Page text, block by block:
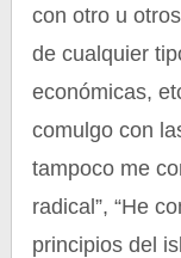
con otro u
de cualquier
económicas,
comulgo con
tampoco me
radical”, “He
principios del